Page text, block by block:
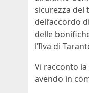
sicurezza del
dell’accordo
delle
l’Ilva di
Vi racconto
avendo in